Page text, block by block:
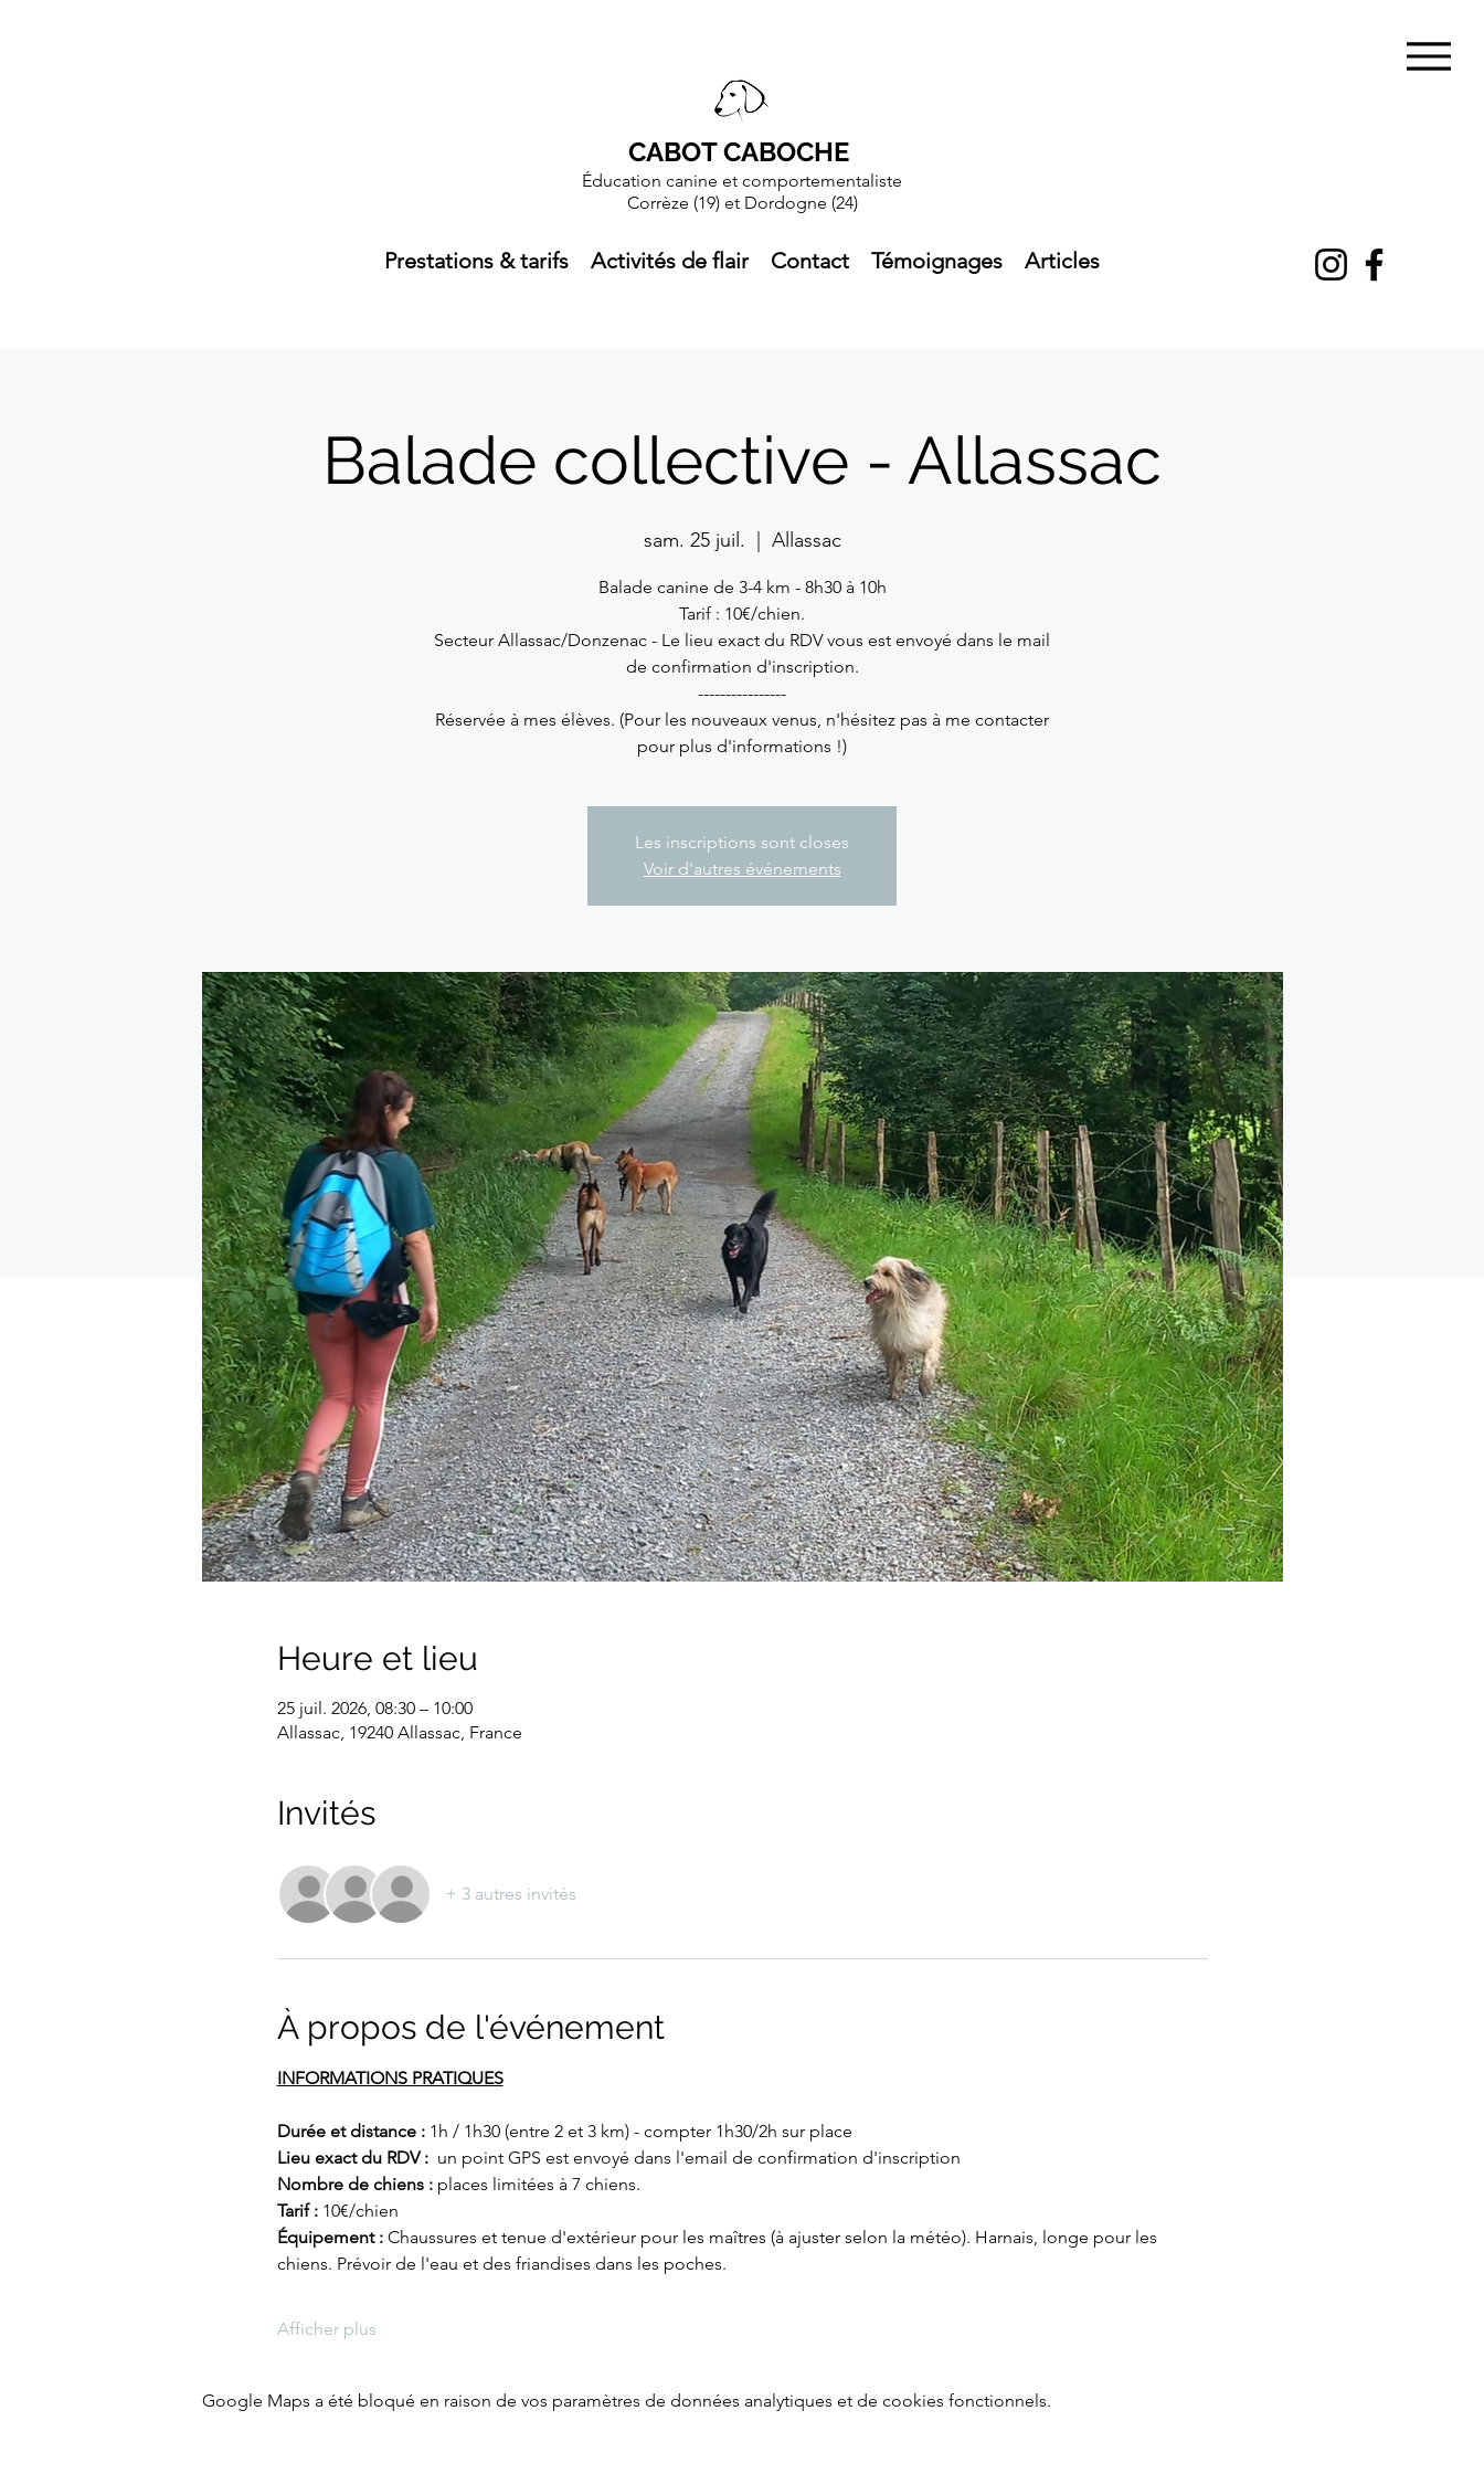
CABOT CABOCHE
Éducation canine et comportementaliste
Corrèze (19) et Dordogne (24)
Prestations & tarifs Activités de flair Contact Témoignages Articles
Balade collective - Allassac
sam. 25 juil. Allassac
Balade canine de 3-4 km - 8h30 à 10h
Tarif : 10€/chien.
Secteur Allassac/Donzenac - Le lieu exact du RDV vous est envoyé dans le mail
de confirmation d'inscription.
----------------
Réservée à mes élèves. (Pour les nouveaux venus, n'hésitez pas à me contacter
pour plus d'informations !)
Les inscriptions sont closes
Voir d'autres événements
Heure et lieu
25 juil. 2026, 08:30 – 10:00
Allassac, 19240 Allassac, France
Invités
+ 3 autres invités
À propos de l'événement
INFORMATIONS PRATIQUES
Durée et distance : 1h / 1h30 (entre 2 et 3 km) - compter 1h30/2h sur place
Lieu exact du RDV : un point GPS est envoyé dans l'email de confirmation d'inscription
Nombre de chiens : places limitées à 7 chiens.
Tarif : 10€/chien
Équipement : Chaussures et tenue d'extérieur pour les maîtres (à ajuster selon la météo). Harnais, longe pour les
chiens. Prévoir de l'eau et des friandises dans les poches.
Afficher plus
Google Maps a été bloqué en raison de vos paramètres de données analytiques et de cookies fonctionnels.